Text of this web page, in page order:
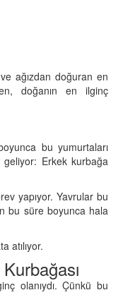
ağızdan doğuran en
doğanın en ilginç
bu yumurtaları
geliyor: Erkek kurbağa
yapıyor. Yavrular bu
bu süre boyunca hala
atılıyor.
olanıydı. Çünkü bu
Hissetmez veya
Elektriği "Görür"?
Görenler: Hangi
Ultraviyole (UV) Işığı
Hatası mı, Mucizesi mi?
İki Başlı Doğar?